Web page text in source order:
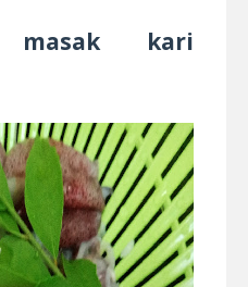
masak kari